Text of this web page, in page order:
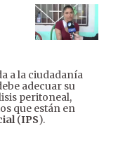
a la ciudadanía
adecuar su
peritoneal,
que están en
(IPS).